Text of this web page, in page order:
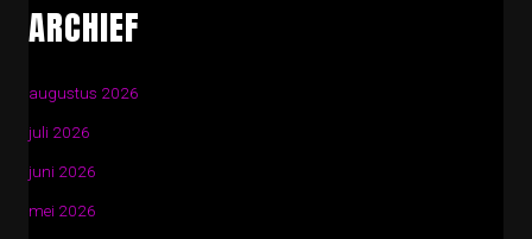
ARCHIEF
augustus 2026
juli 2026
juni 2026
mei 2026